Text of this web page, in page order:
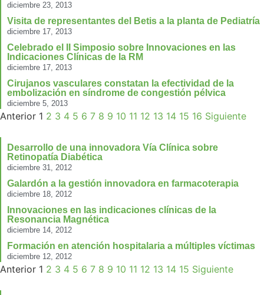
diciembre 23, 2013
Visita de representantes del Betis a la planta de Pediatría
diciembre 17, 2013
Celebrado el II Simposio sobre Innovaciones en las
Indicaciones Clínicas de la RM
diciembre 17, 2013
Cirujanos vasculares constatan la efectividad de la
embolización en síndrome de congestión pélvica
diciembre 5, 2013
Anterior 1 2 3 4 5 6 7 8 9 10 11 12 13 14 15 16 Siguiente
Desarrollo de una innovadora Vía Clínica sobre
Retinopatía Diabética
diciembre 31, 2012
Galardón a la gestión innovadora en farmacoterapia
diciembre 18, 2012
Innovaciones en las indicaciones clínicas de la
Resonancia Magnética
diciembre 14, 2012
Formación en atención hospitalaria a múltiples víctimas
diciembre 12, 2012
Anterior 1 2 3 4 5 6 7 8 9 10 11 12 13 14 15 Siguiente